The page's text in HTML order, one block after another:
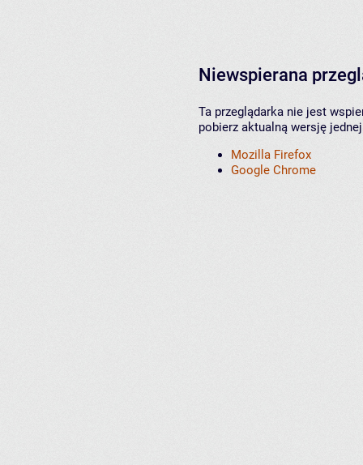
Niewspierana
Ta przeglądarka nie jest
pobierz aktualną wersję
Mozilla Firefox
Google Chrome